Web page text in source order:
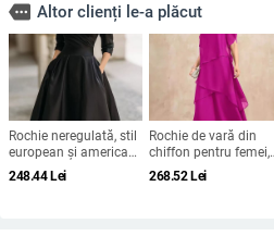
more Altor clienți le-a plăcut
Rochie neregulată, stil
european și american,
lungă, mâneci lungi,
poliester
248.44Lei
Rochie de vară din
chiffon pentru femei,
croială lejeră, design
straturi, guler rotund,
268.52Lei